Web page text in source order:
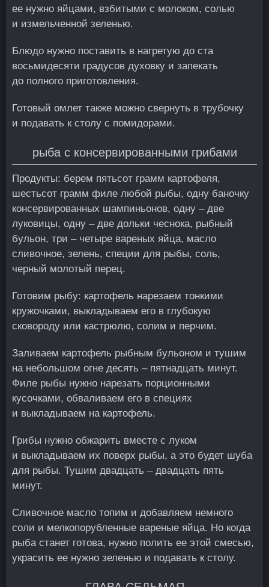
ее нужно яйцами, взбитыми с молоком, солью
и измельченной зеленью.
Блюдо нужно поставить в нагретую до ста
восьмидесяти градусов духовку и запекать
до полного приготовления.
Готовый омлет также можно свернуть в трубочку
и подавать к столу с помидорами.
рыба с консервированными грибами
Продукты: берем пятьсот грамм картофеля,
шестьсот грамм филе любой рыбы, одну баночку
консервированных шампиньонов, одну – две
луковицы, одну – две дольки чеснока, рыбный
бульон, три – четыре вареных яйца, масло
сливочное, зелень, специи для рыбы, соль,
черный молотый перец.
Готовим рыбу: картофель нарезаем тонкими
кружочками, выкладываем его в глубокую
сковороду или кастрюлю, солим и перчим.
Заливаем картофель рыбным бульоном и тушим
на небольшом огне десять – пятнадцать минут.
Филе рыбы нужно нарезать порционными
кусочками, обваливаем его в специях
и выкладываем на картофель.
Грибы нужно обжарить вместе с луком
и выкладываем их поверх рыбы, а это будет шуба
для рыбы. Тушим двадцать – двадцать пять
минут.
Сливочное масло топим и добавляем немного
соли и мелкопорубленные вареные яйца. Но когда
рыба станет готова, нужно полить ее этой смесью,
украсить ее нужно зеленью и подавать к столу.